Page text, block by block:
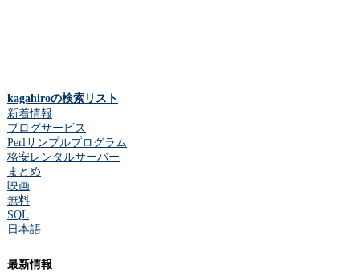
kagahiroの検索リスト
新着情報
ブログサービス
Perlサンプルプログラム
格安レンタルサーバー
まとめ
映画
無料
SQL
日本語
最新情報